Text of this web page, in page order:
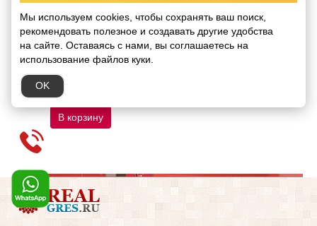
Керамогранит Baldocer
Kronos Silver 120х120
Код товара:
5547.50 руб.
В корзину
Мы используем cookies, чтобы сохранять ваш поиск,
рекомендовать полезное и создавать другие удобства
на сайте. Оставаясь с нами, вы соглашаетесь на
использование файлов куки.
OK